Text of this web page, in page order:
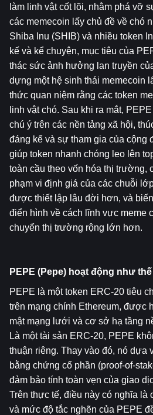
làm linh vật cốt lõi, nhằm phá vỡ
các memecoin lấy chủ đề về chó
Shiba Inu (SHIB) và nhiều token
kế và kể chuyện, mục tiêu của
thác sức ảnh hưởng lan truyền
dựng một hệ sinh thái memecoin
thức quan niệm rằng các token
linh vật chó. Sau khi ra mắt,
chú ý trên các nền tảng xã hội,
đáng kể và sự tham gia của cộng
giúp token nhanh chóng leo lên
toàn cầu theo vốn hóa thị trường,
phạm vi định giá của các chuỗi
được thiết lập lâu đời hơn, và
điển hình về cách lĩnh vực meme
chuyển thị trường rộng lớn hơn.
PEPE (Pepe) hoạt động như
PEPE là một token ERC-20 tiêu
trên mạng chính Ethereum, được
mật mạng lưới và cơ sở hạ tầng
Là một tài sản ERC-20, PEPE
thuận riêng. Thay vào đó, nó dựa
bằng chứng cổ phần (proof-of-
đảm bảo tính toàn vẹn của giao
Trên thực tế, điều này có nghĩa là
và mức độ tắc nghẽn của PEPE